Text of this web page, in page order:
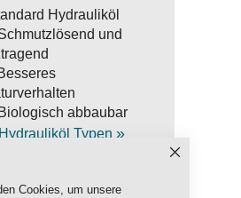
Cookies, um unsere
Hydrauliköl
und
abbaubar
Typen »